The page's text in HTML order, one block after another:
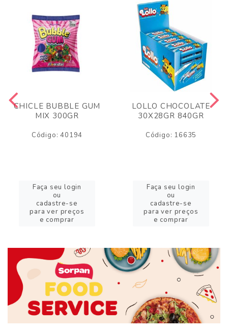
CHICLE BUBBLE GUM
MIX 300GR
Código: 40194
Faça seu login
ou
cadastre-se
para ver preços
e comprar
LOLLO CHOCOLATE
30X28GR 840GR
Código: 16635
Faça seu login
ou
cadastre-se
para ver preços
e comprar